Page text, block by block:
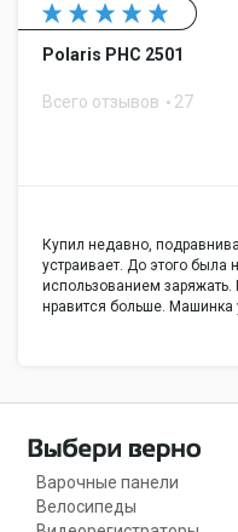
Polaris PHC 2501
Всего отзывов 27
Купил недавно,
устраивает. До этого была
использованием заряжать.
нравится больше. Машинка
Варочные панели
Велосипеды